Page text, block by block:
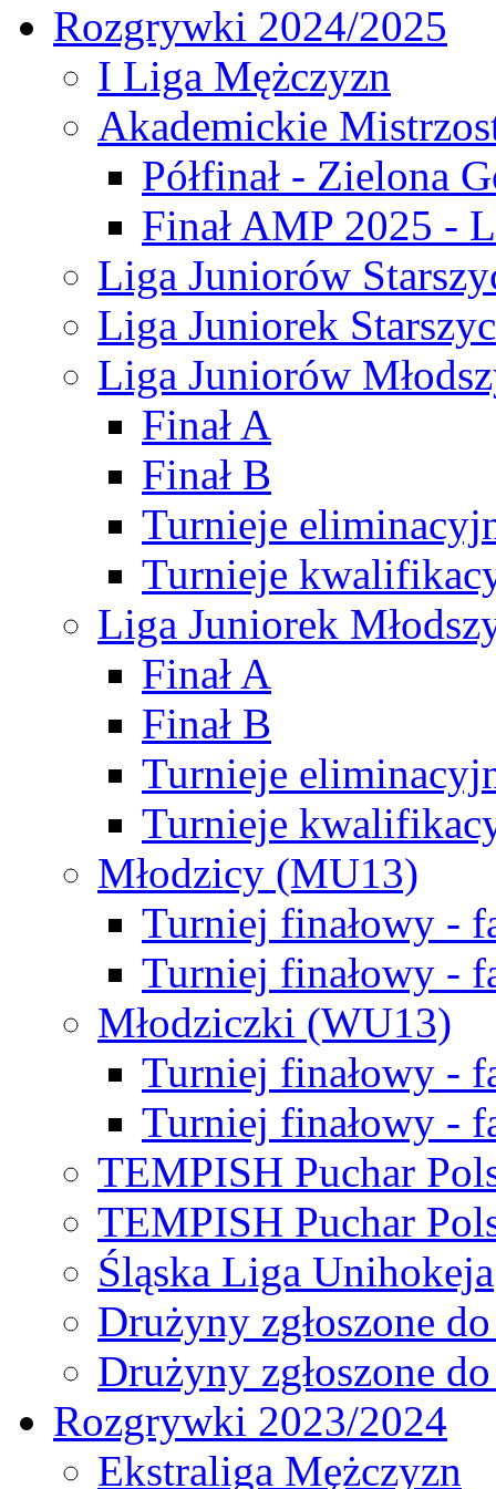
Rozgrywki 2024/2025
I Liga Mężczyzn
Akademickie
Półfinał - Zielona
Finał AMP 2025 -
Liga Juniorów
Liga Juniorek
Liga Juniorów
Finał A
Finał B
Turnieje
Turnieje
Liga Juniorek
Finał A
Finał B
Turnieje
Turnieje
Młodzicy (MU13)
Turniej finałowy -
Turniej finałowy -
Młodziczki (WU13)
Turniej finałowy -
Turniej finałowy -
TEMPISH Puchar
TEMPISH Puchar
Śląska Liga Unihokeja
Drużyny zgłoszone
Drużyny zgłoszone
Rozgrywki 2023/2024
Ekstraliga Mężczyzn